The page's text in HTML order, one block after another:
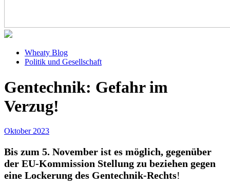
Wheaty Blog
Politik und Gesellschaft
Gentechnik: Gefahr im
Verzug!
Oktober 2023
Bis zum 5. November ist es möglich, gegenüber
der EU-Kommission Stellung zu beziehen gegen
eine Lockerung des Gentechnik-Rechts!